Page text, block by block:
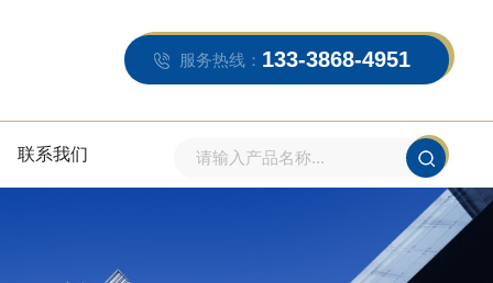
服务热线： 133-3868-4951
联系我们